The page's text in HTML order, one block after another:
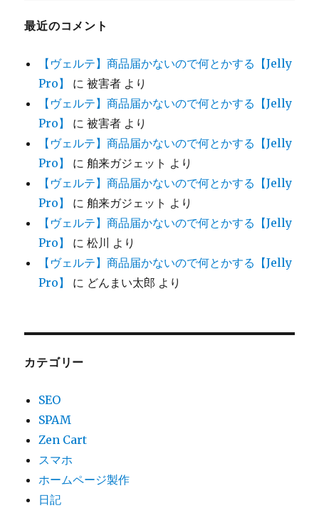
最近のコメント
【ヴェルテ】商品届かないので何とかする【Jelly
Pro】
に被害者 より
【ヴェルテ】商品届かないので何とかする【Jelly
Pro】
に被害者 より
【ヴェルテ】商品届かないので何とかする【Jelly
Pro】
に舶来ガジェット より
【ヴェルテ】商品届かないので何とかする【Jelly
Pro】
に舶来ガジェット より
【ヴェルテ】商品届かないので何とかする【Jelly
Pro】
に松川 より
【ヴェルテ】商品届かないので何とかする【Jelly
Pro】
に どんまい太郎 より
カテゴリー
SEO
SPAM
Zen Cart
スマホ
ホームページ製作
日記